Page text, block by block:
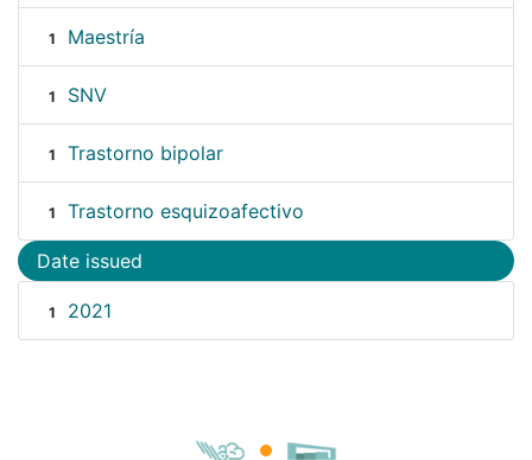
1 Maestría
1 SNV
1 Trastorno bipolar
1 Trastorno esquizoafectivo
Date issued
1 2021